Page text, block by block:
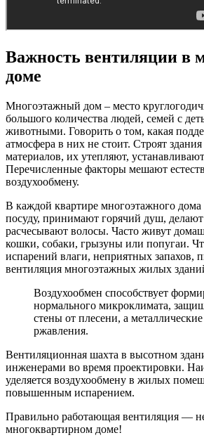
Важность вентиляции в
доме
Многоэтажный дом – место
большого количества людей, семей с
животными. Говорить о том, какая
атмосфера в них не стоит. Строят
материалов, их утепляют,
Перечисленные факторы мешают
воздухообмену.
В каждой квартире многоэтажного
посуду, принимают горячий душ,
расчесывают волосы. Часто живут
кошки, собаки, грызуны или попугаи.
испарений влаги, неприятных запахов,
вентиляция многоэтажных жилых
Воздухообмен способствует
нормального микроклимата,
стены от плесени, а
ржавления.
Вентиляционная шахта в высотном
инженерами во время проектировки.
уделяется воздухообмену в жилых
повышенным испарением.
Правильно работающая вентиляция —
многоквартирном доме!